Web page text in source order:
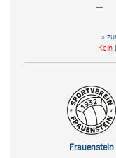
-
»
Kein
Frauenstein